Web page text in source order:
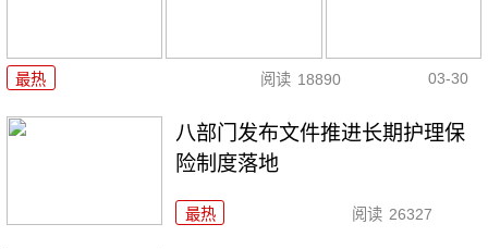
最热 阅读 18890 03-30
八部门发布文件推进长期护理保
险制度落地
最热 阅读 26327